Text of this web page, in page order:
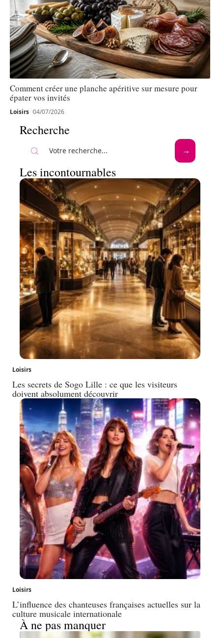
Comment créer une planche apéritive sur mesure pour
épater vos invités
Loisirs 04/07/2026
Recherche
Les incontournables
Loisirs
Les secrets de Sogo Lille : ce que les visiteurs
doivent absolument découvrir
Loisirs
L’influence des chanteuses françaises actuelles sur la
culture musicale internationale
À ne pas manquer